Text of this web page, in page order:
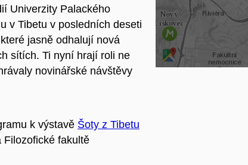
Univerzity Palackého
v Tibetu v posledních deseti
jasně odhalují nová
sítích. Ti nyní hrají roli ne
novinářské návštěvy
k výstavě Šoty z Tibetu
fakultě